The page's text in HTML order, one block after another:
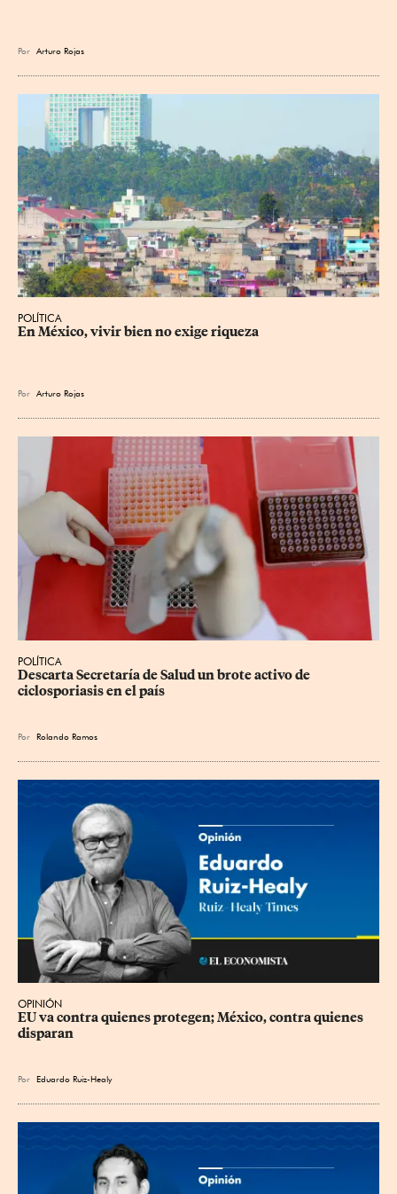
Por Arturo Rojas
POLÍTICA
En México, vivir bien no exige riqueza
Por Arturo Rojas
POLÍTICA
Descarta Secretaría de Salud un brote activo de
ciclosporiasis en el país
Por Rolando Ramos
OPINIÓN
EU va contra quienes protegen; México, contra quienes
disparan
Por Eduardo Ruiz-Healy